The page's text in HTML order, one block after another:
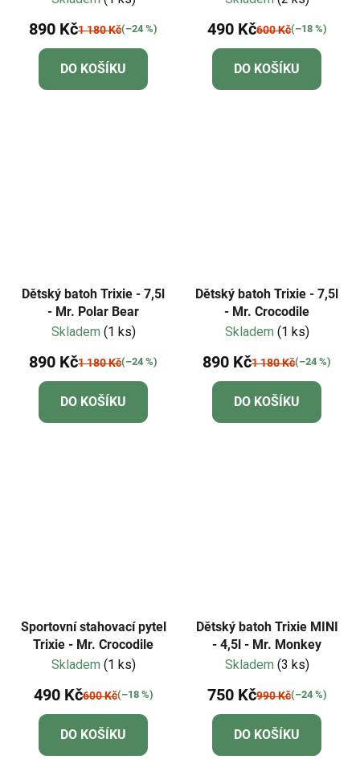
890 Kč1 180 Kč(–24 %)
DO KOŠÍKU
490 Kč600 Kč(–18 %)
DO KOŠÍKU
Dětský batoh Trixie - 7,5l
- Mr. Polar Bear
Skladem (1 ks)
890 Kč1 180 Kč(–24 %)
DO KOŠÍKU
Dětský batoh Trixie - 7,5l
- Mr. Crocodile
Skladem (1 ks)
890 Kč1 180 Kč(–24 %)
DO KOŠÍKU
Sportovní stahovací pytel
Trixie - Mr. Crocodile
Skladem (1 ks)
490 Kč600 Kč(–18 %)
DO KOŠÍKU
Dětský batoh Trixie MINI
- 4,5l - Mr. Monkey
Skladem (3 ks)
750 Kč990 Kč(–24 %)
DO KOŠÍKU